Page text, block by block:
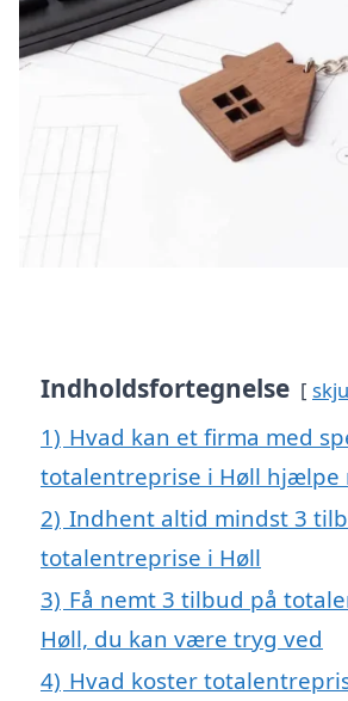
Indholdsfortegnelse
1) Hvad kan et firma med
totalentreprise i Høll hjælpe
2) Indhent altid mindst 3
totalentreprise i Høll
3) Få nemt 3 tilbud på
Høll, du kan være tryg ved
4) Hvad koster